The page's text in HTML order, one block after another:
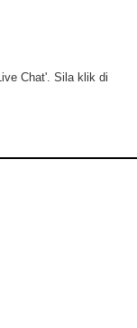
Chat'. Sila klik di